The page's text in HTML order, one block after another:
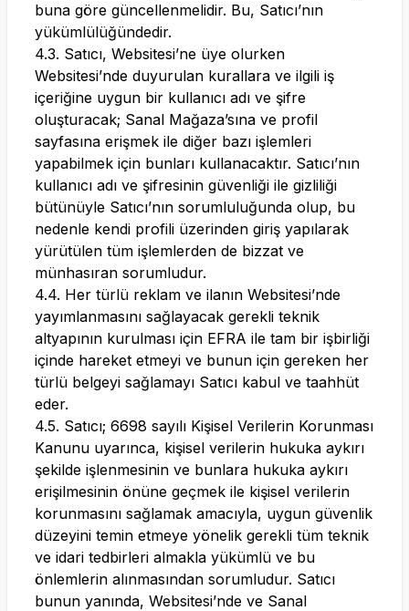
buna göre güncellenmelidir. Bu, Satıcı’nın
yükümlülüğündedir.
4.3. Satıcı, Websitesi’ne üye olurken
Websitesi’nde duyurulan kurallara ve ilgili iş
içeriğine uygun bir kullanıcı adı ve şifre
oluşturacak; Sanal Mağaza’sına ve profil
sayfasına erişmek ile diğer bazı işlemleri
yapabilmek için bunları kullanacaktır. Satıcı’nın
kullanıcı adı ve şifresinin güvenliği ile gizliliği
bütünüyle Satıcı’nın sorumluluğunda olup, bu
nedenle kendi profili üzerinden giriş yapılarak
yürütülen tüm işlemlerden de bizzat ve
münhasıran sorumludur.
4.4. Her türlü reklam ve ilanın Websitesi’nde
yayımlanmasını sağlayacak gerekli teknik
altyapının kurulması için EFRA ile tam bir işbirliği
içinde hareket etmeyi ve bunun için gereken her
türlü belgeyi sağlamayı Satıcı kabul ve taahhüt
eder.
4.5. Satıcı; 6698 sayılı Kişisel Verilerin Korunması
Kanunu uyarınca, kişisel verilerin hukuka aykırı
şekilde işlenmesinin ve bunlara hukuka aykırı
erişilmesinin önüne geçmek ile kişisel verilerin
korunmasını sağlamak amacıyla, uygun güvenlik
düzeyini temin etmeye yönelik gerekli tüm teknik
ve idari tedbirleri almakla yükümlü ve bu
önlemlerin alınmasından sorumludur. Satıcı
bunun yanında, Websitesi’nde ve Sanal